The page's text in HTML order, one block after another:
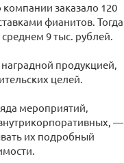
компании заказало 120
фианитов. Тогда
9 тыс. рублей.
наградной продукцией,
целей.
мероприятий,
—
их подробный